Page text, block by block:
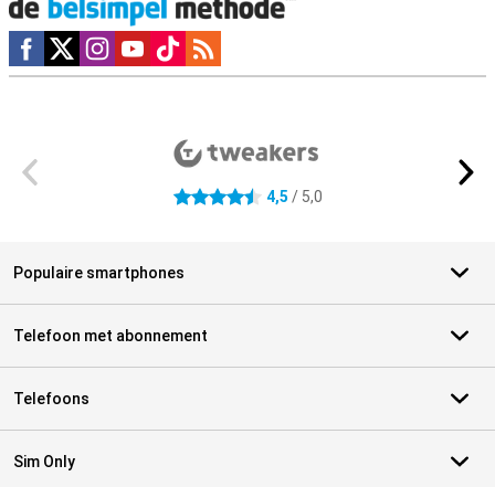
Social media
4.5 sterren 4,5 / 5,0
Populaire smartphones
Telefoon met abonnement
Telefoons
Sim Only